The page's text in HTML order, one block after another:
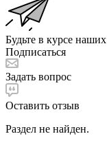
Будьте в курсе
Подписаться
Задать вопрос
Оставить отзыв
Раздел не найден.